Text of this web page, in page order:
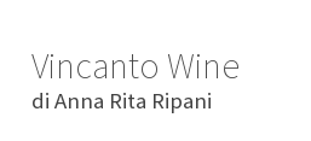
Vincanto Wine
di Anna Rita Ripani